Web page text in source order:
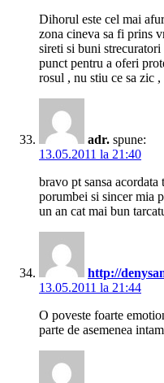
Dihorul este cel mai
zona cineva sa fi prins
sireti si buni
punct pentru a oferi
rosul , nu stiu ce sa zic
adr. spune:
13.05.2011 la 21:40
bravo pt sansa
porumbei si sincer mia
un an cat mai bun
http://
13.05.2011 la 21:44
O poveste foarte
parte de asemenea